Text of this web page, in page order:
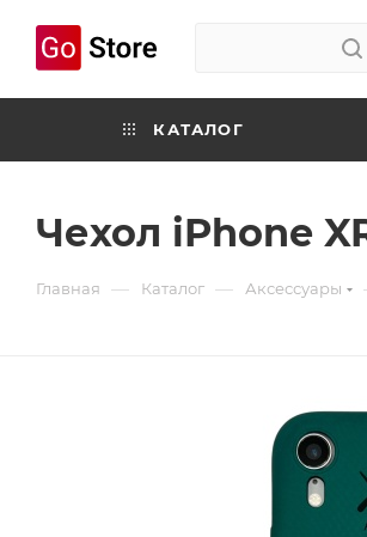
КАТАЛОГ
Чехол iPhone
Главная — Каталог — Аксессуары